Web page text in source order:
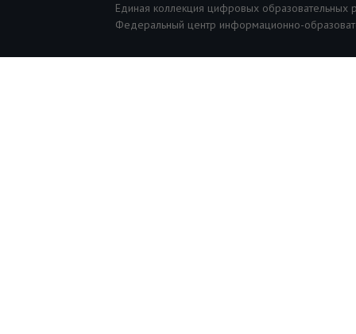
Единая коллекция цифровых образовательных
Федеральный центр информационно-